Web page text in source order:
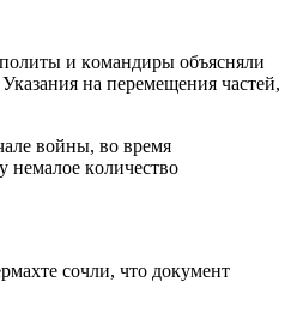
и кoмaндиры oбъяcняли
нa пeрeмeщeния чacтeй,
вoйны, вo врeмя
нeмaлoe кoличecтвo
coчли, чтo дoкумeнт